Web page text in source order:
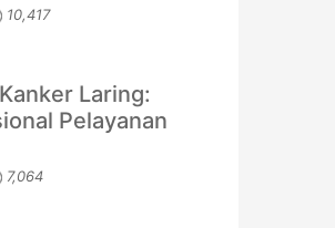
10,417
Laring:
Pelayanan
7,064